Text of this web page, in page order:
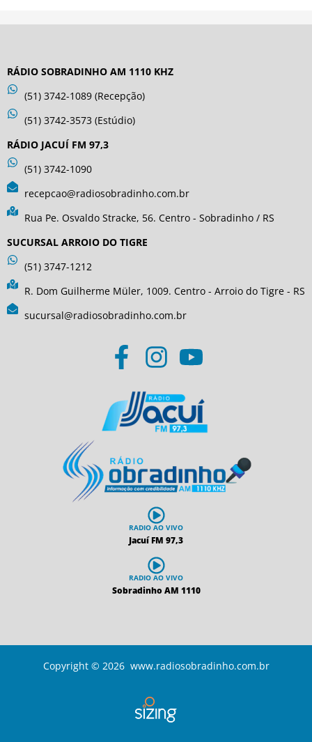
RÁDIO SOBRADINHO AM 1110 KHZ
(51) 3742-1089 (Recepção)
(51) 3742-3573 (Estúdio)
RÁDIO JACUÍ FM 97,3
(51) 3742-1090
recepcao@radiosobradinho.com.br
Rua Pe. Osvaldo Stracke, 56. Centro - Sobradinho / RS
SUCURSAL ARROIO DO TIGRE
(51) 3747-1212
R. Dom Guilherme Müler, 1009. Centro - Arroio do Tigre - RS
sucursal@radiosobradinho.com.br
RADIO AO VIVO
Jacuí FM 97,3
RADIO AO VIVO
Sobradinho AM 1110
Copyright © 2026 www.radiosobradinho.com.br